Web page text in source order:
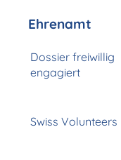
Ehrenamt
Dossier freiwillig
engagiert
Swiss Volunteers